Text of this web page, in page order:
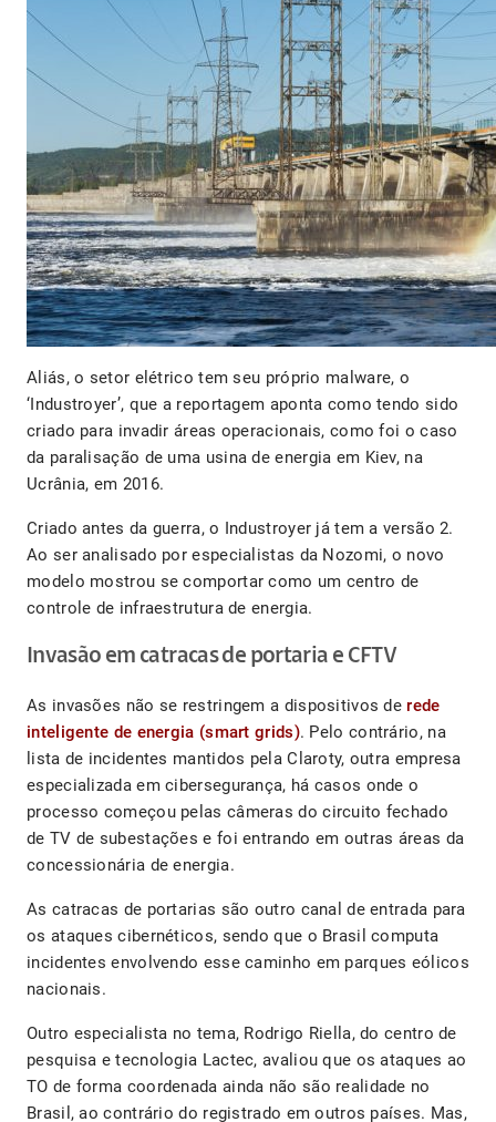
Aliás, o setor elétrico tem seu próprio malware, o
‘Industroyer’, que a reportagem aponta como tendo sido
criado para invadir áreas operacionais, como foi o caso
da paralisação de uma usina de energia em Kiev, na
Ucrânia, em 2016.
Criado antes da guerra, o Industroyer já tem a versão 2.
Ao ser analisado por especialistas da Nozomi, o novo
modelo mostrou se comportar como um centro de
controle de infraestrutura de energia.
Invasão em catracas de portaria e CFTV
As invasões não se restringem a dispositivos derede
inteligente de energia (smart grids). Pelo contrário, na
lista de incidentes mantidos pela Claroty, outra empresa
especializada em cibersegurança, há casos onde o
processo começou pelas câmeras do circuito fechado
de TV de subestações e foi entrando em outras áreas da
concessionária de energia.
As catracas de portarias são outro canal de entrada para
os ataques cibernéticos, sendo que o Brasil computa
incidentes envolvendo esse caminho em parques eólicos
nacionais.
Outro especialista no tema, Rodrigo Riella, do centro de
pesquisa e tecnologia Lactec, avaliou que os ataques ao
TO de forma coordenada ainda não são realidade no
Brasil, ao contrário do registrado em outros países. Mas,